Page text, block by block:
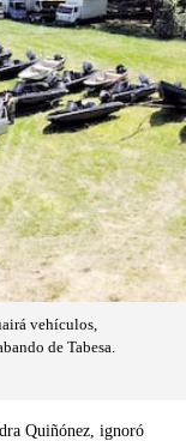
vehículos,
de Tabesa.
Quiñónez, ignoró